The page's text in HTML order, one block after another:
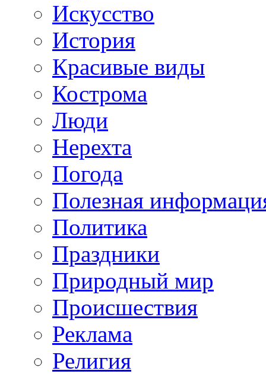
Искусство
История
Красивые виды
Кострома
Люди
Нерехта
Погода
Полезная
Политика
Праздники
Природный мир
Происшествия
Реклама
Религия